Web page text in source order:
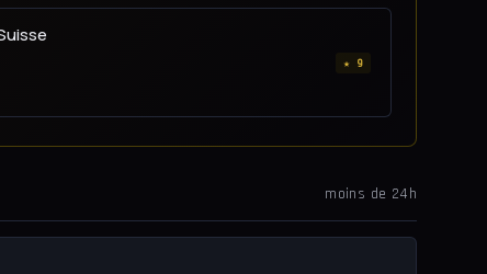
★ 9
moins de 24h